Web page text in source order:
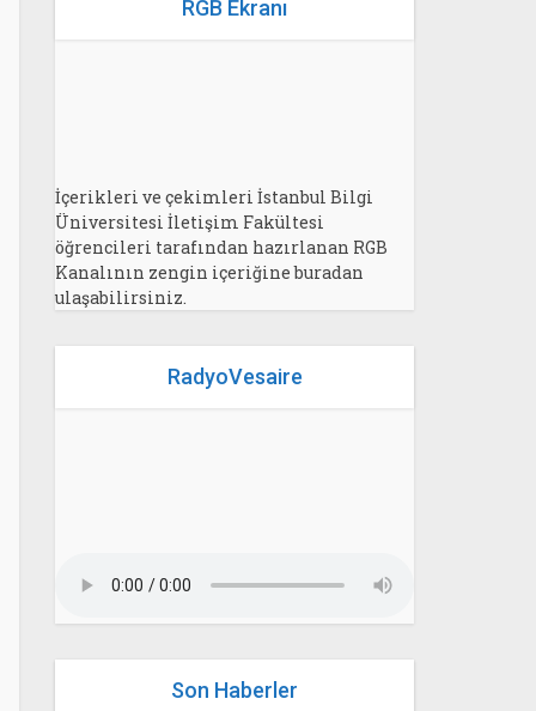
RGB Ekranı
İçerikleri ve çekimleri İstanbul Bilgi
Üniversitesi İletişim Fakültesi
öğrencileri tarafından hazırlanan RGB
Kanalının zengin içeriğine buradan
ulaşabilirsiniz.
RadyoVesaire
Son Haberler